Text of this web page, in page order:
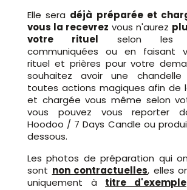
Elle sera déjà préparée et
vous la recevrez vous n'aurez
votre rituel selon les
communiquées ou en faisant
rituel et prières pour votre
souhaitez avoir une
toutes actions magiques afin de
et chargée vous même selon
vous pouvez vous reporter
Hoodoo / 7 Days Candle ou
dessous.
Les photos de préparation qui
sont non contractuelles, elles
uniquement à titre d'exemple